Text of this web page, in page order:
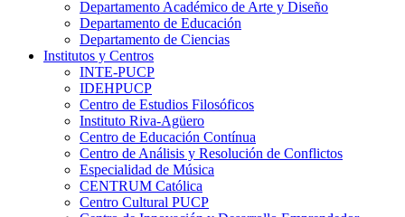
Departamento Académico de Arte y Diseño
Departamento de Educación
Departamento de Ciencias
Institutos y Centros
INTE-PUCP
IDEHPUCP
Centro de Estudios Filosóficos
Instituto Riva-Agüero
Centro de Educación Contínua
Centro de Análisis y Resolución de Conflictos
Especialidad de Música
CENTRUM Católica
Centro Cultural PUCP